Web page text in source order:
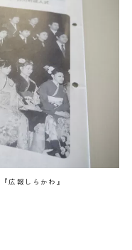
広報しらかわ』